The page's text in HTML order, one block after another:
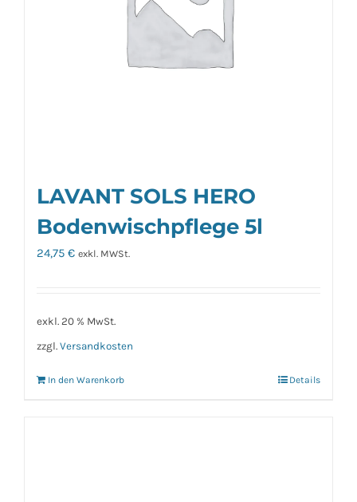
LAVANT SOLS HERO
Bodenwischpflege 5l
24,75 € exkl. MWSt.
exkl. 20 % MwSt.
zzgl. Versandkosten
In den Warenkorb Details